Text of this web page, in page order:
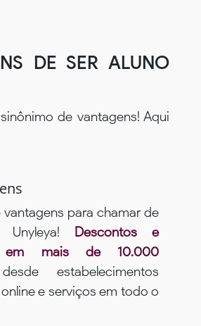
DE SER ALUNO
de vantagens! Aqui
vantagens para chamar de
Unyleya! Descontos e
em mais de 10.000
desde estabelecimentos
e serviços em todo o